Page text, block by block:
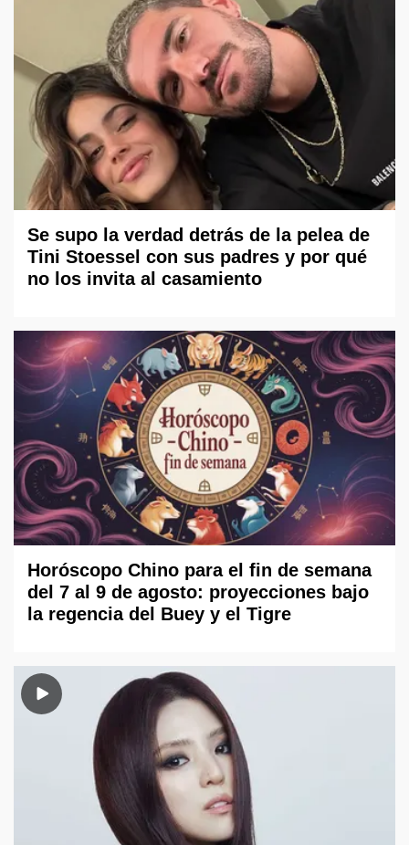
Se supo la verdad detrás de la pelea de
Tini Stoessel con sus padres y por qué
no los invita al casamiento
Horóscopo Chino para el fin de semana
del 7 al 9 de agosto: proyecciones bajo
la regencia del Buey y el Tigre